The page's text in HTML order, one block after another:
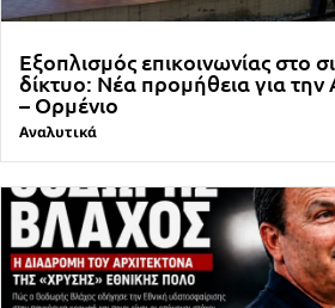
Εξοπλισμός επικοινωνίας στο
δίκτυο: Νέα προμήθεια για
– Ορμένιο
Αναλυτικά